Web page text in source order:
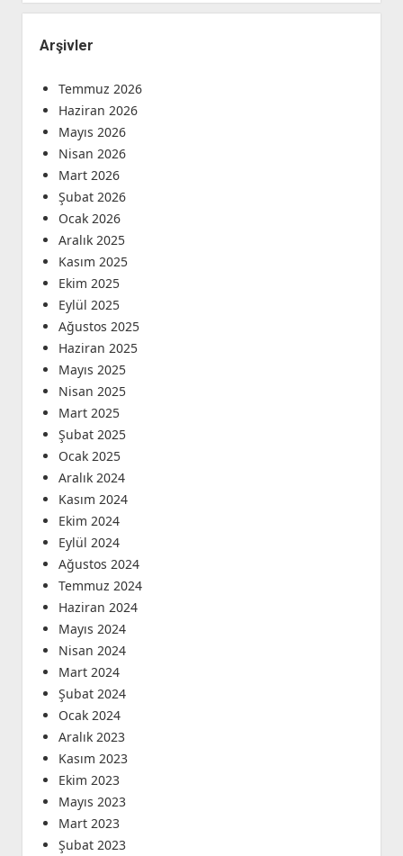
Arşivler
Temmuz 2026
Haziran 2026
Mayıs 2026
Nisan 2026
Mart 2026
Şubat 2026
Ocak 2026
Aralık 2025
Kasım 2025
Ekim 2025
Eylül 2025
Ağustos 2025
Haziran 2025
Mayıs 2025
Nisan 2025
Mart 2025
Şubat 2025
Ocak 2025
Aralık 2024
Kasım 2024
Ekim 2024
Eylül 2024
Ağustos 2024
Temmuz 2024
Haziran 2024
Mayıs 2024
Nisan 2024
Mart 2024
Şubat 2024
Ocak 2024
Aralık 2023
Kasım 2023
Ekim 2023
Mayıs 2023
Mart 2023
Şubat 2023